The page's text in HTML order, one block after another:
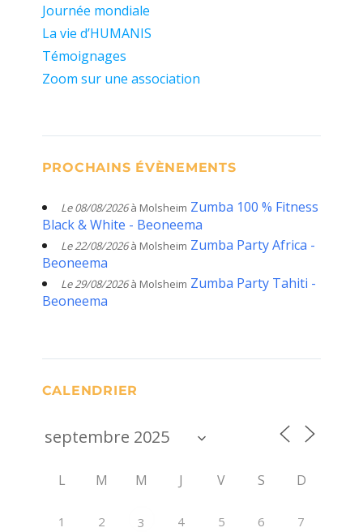
Journée mondiale
La vie d’HUMANIS
Témoignages
Zoom sur une association
PROCHAINS ÉVÈNEMENTS
Le 08/08/2026à Molsheim Zumba 100 % Fitness
Black & White - Beoneema
Le 22/08/2026à Molsheim Zumba Party Africa -
Beoneema
Le 29/08/2026à Molsheim Zumba Party Tahiti -
Beoneema
CALENDRIER
L M M J V S D
1 2 3 4 5 6 7